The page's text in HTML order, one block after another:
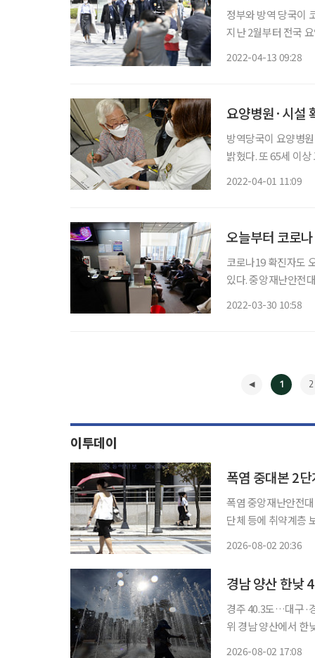
정부와 방역 당국이
지난 2월부터 전국
2022-04-13 09:28
요양병원·시설
방역당국이 요양병
밝혔다. 또 65세 이
2022-04-01 11:09
오늘부터 코로
코로나19 확진자도
있다. 중앙재난안전대책본부는 이 같은 내용의 ‘재택치료 외래진료센터 확충 추진방안’을 오
2022-03-30 10:58
1 2
이투데이
폭염 중대본 2
폭염 중앙재난안전
단체 등에 취약계층 보호 강화를 요청했다.
2026-08-02 20:36
경남 양산 한낮
경주 40.3도…대구·
위 경남 양산에서 한낮 기온이 최고 42.5도까지 오르면서 국내 122년 기상관측 역사상 최고기
2026-08-02 17:08